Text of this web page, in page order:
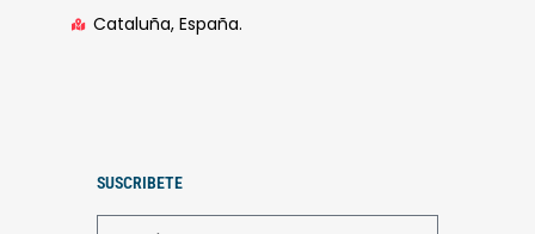
Cataluña, España.
SUSCRIBETE